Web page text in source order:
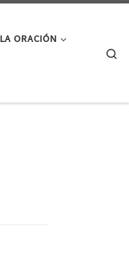
ORACIÓN